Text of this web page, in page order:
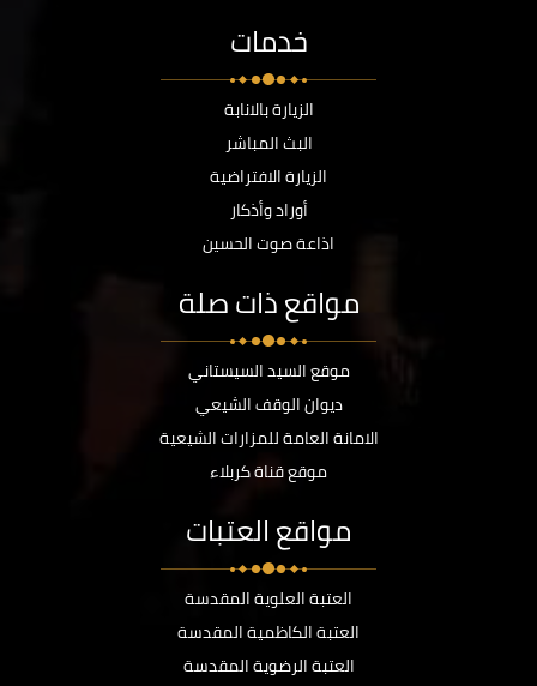
خدمات
الزيارة بالانابة
البث المباشر
الزيارة الافتراضية
أوراد وأذكار
اذاعة صوت الحسين
مواقع ذات صلة
موقع السيد السيستاني
ديوان الوقف الشيعي
الامانة العامة للمزارات الشيعية
موقع قناة كربلاء
مواقع العتبات
العتبة العلوية المقدسة
العتبة الكاظمية المقدسة
العتبة الرضوية المقدسة